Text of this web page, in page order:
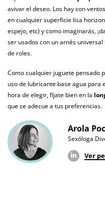
Efecto calor
Efecto frio
No testado en
animales
Envío discreto
Garantías 3
Producto
original
avivar el deseo. Los hay con
en cualquier superficie lisa
espejo, etc) y como imaginarás,
ser usados con un arnés
de roles.
Como cualquier juguete pensado
uso de lubricante base agua para
hora de elegir, fíjate bien en la
que se adecue a tus preferencias.
Arola
Sexóloga
Ver